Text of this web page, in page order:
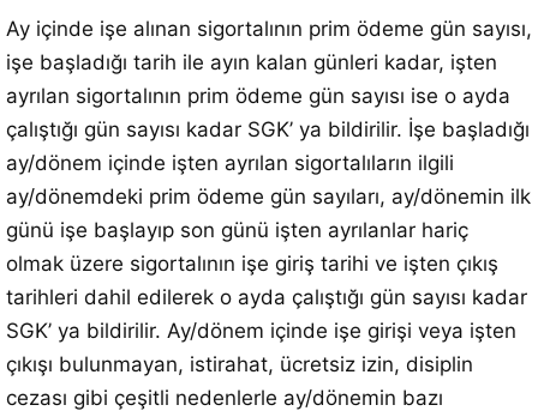
Ay içinde işe alınan sigortalının prim ödeme gün sayısı,
işe başladığı tarih ile ayın kalan günleri kadar, işten
ayrılan sigortalının prim ödeme gün sayısı ise o ayda
çalıştığı gün sayısı kadar SGK’ ya bildirilir. İşe başladığı
ay/dönem içinde işten ayrılan sigortalıların ilgili
ay/dönemdeki prim ödeme gün sayıları, ay/dönemin ilk
günü işe başlayıp son günü işten ayrılanlar hariç
olmak üzere sigortalının işe giriş tarihi ve işten çıkış
tarihleri dahil edilerek o ayda çalıştığı gün sayısı kadar
SGK’ ya bildirilir. Ay/dönem içinde işe girişi veya işten
çıkışı bulunmayan, istirahat, ücretsiz izin, disiplin
cezası gibi çeşitli nedenlerle ay/dönemin bazı